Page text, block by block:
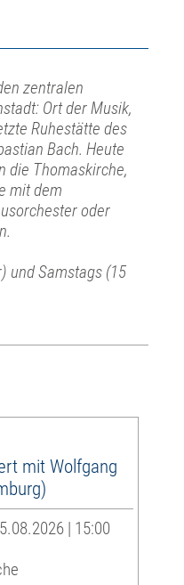
zentralen
Ort der Musik,
Ruhestätte des
Bach. Heute
die Thomaskirche,
mit dem
oder
und Samstags (15
mit Wolfgang
| 15:00